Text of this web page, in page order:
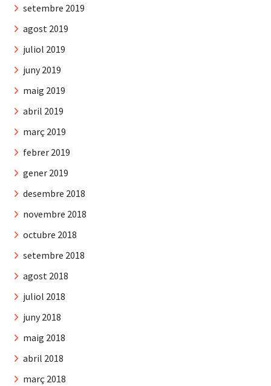
setembre 2019
agost 2019
juliol 2019
juny 2019
maig 2019
abril 2019
març 2019
febrer 2019
gener 2019
desembre 2018
novembre 2018
octubre 2018
setembre 2018
agost 2018
juliol 2018
juny 2018
maig 2018
abril 2018
març 2018